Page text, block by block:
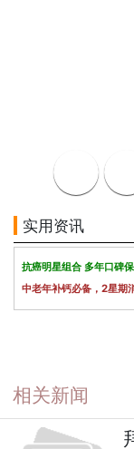
实用资讯
抗癌明星组合 多年口碑
中老年补钙必备，2星期
相关新闻